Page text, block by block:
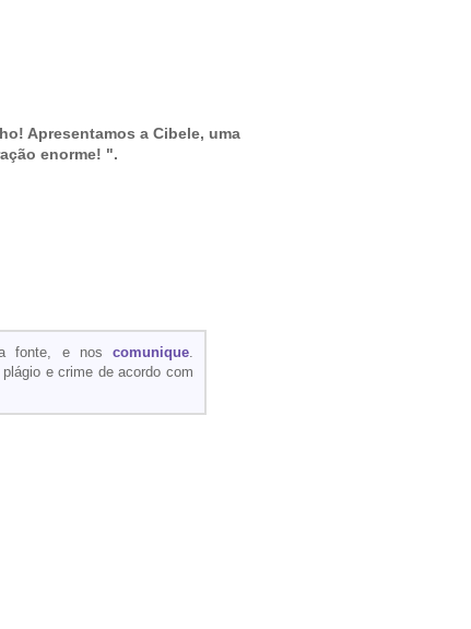
Apresentamos a Cibele, uma
enorme! ".
fonte, e nos comunique.
e crime de acordo com